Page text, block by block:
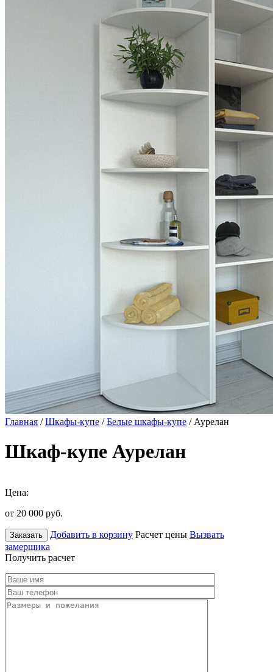
Главная /Шкафы-купе /Белые шкафы-купе / Аурелан
Шкаф-купе Аурелан
Цена:
от 20 000 руб.
Заказать Добавить в корзину Расчет цены Вызвать
замерщика
Получить расчет